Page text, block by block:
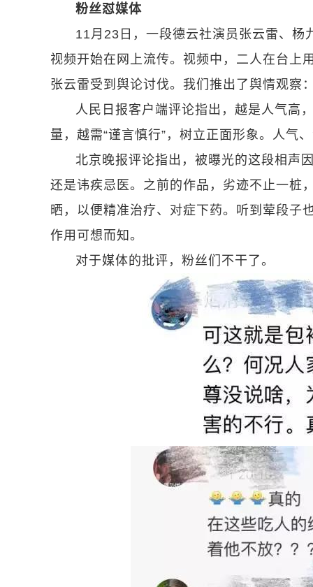
粉丝怼媒体
11月23日，一段德云社演员张云雷、杨
视频开始在网上流传。视频中，二人在台上
张云雷受到舆论讨伐。我们推出了舆情观察
人民日报客户端评论指出，越是人气高
量，越需“谨言慎行”，树立正面形象。人气
北京晚报评论指出，被曝光的这段相声
还是讳疾忌医。之前的作品，劣迹不止一桩
晒，以便精准治疗、对症下药。听到荤段子
作用可想而知。
对于媒体的批评，粉丝们不干了。